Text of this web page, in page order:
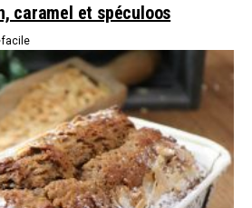
caramel et spéculoos
facile